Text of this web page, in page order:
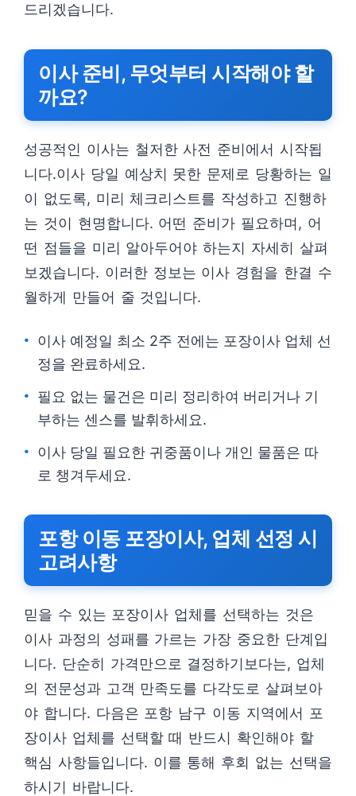
드리겠습니다.
이사 준비, 무엇부터 시작해야 할
까요?
성공적인 이사는 철저한 사전 준비에서 시작됩
니다.이사 당일 예상치 못한 문제로 당황하는 일
이 없도록, 미리 체크리스트를 작성하고 진행하
는 것이 현명합니다. 어떤 준비가 필요하며, 어
떤 점들을 미리 알아두어야 하는지 자세히 살펴
보겠습니다. 이러한 정보는 이사 경험을 한결 수
월하게 만들어 줄 것입니다.
이사 예정일 최소 2주 전에는 포장이사 업체 선
정을 완료하세요.
필요 없는 물건은 미리 정리하여 버리거나 기
부하는 센스를 발휘하세요.
이사 당일 필요한 귀중품이나 개인 물품은 따
로 챙겨두세요.
포항 이동 포장이사, 업체 선정 시
고려사항
믿을 수 있는 포장이사 업체를 선택하는 것은
이사 과정의 성패를 가르는 가장 중요한 단계입
니다. 단순히 가격만으로 결정하기보다는, 업체
의 전문성과 고객 만족도를 다각도로 살펴보아
야 합니다. 다음은 포항 남구 이동 지역에서 포
장이사 업체를 선택할 때 반드시 확인해야 할
핵심 사항들입니다. 이를 통해 후회 없는 선택을
하시기 바랍니다.